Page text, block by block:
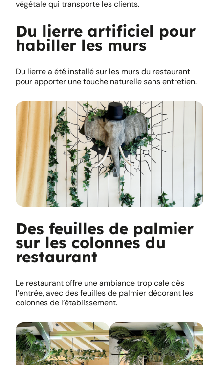
végétale qui transporte les clients.
Du lierre artificiel pour
habiller les murs
Du lierre a été installé sur les murs du restaurant
pour apporter une touche naturelle sans entretien.
Des feuilles de palmier
sur les colonnes du
restaurant
Le restaurant offre une ambiance tropicale dès
l’entrée, avec des feuilles de palmier décorant les
colonnes de l’établissement.